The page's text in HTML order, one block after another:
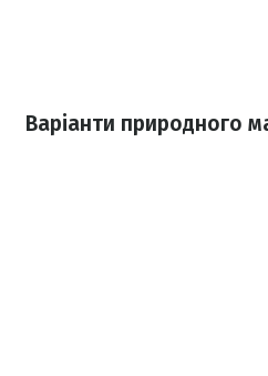
Варіанти природного